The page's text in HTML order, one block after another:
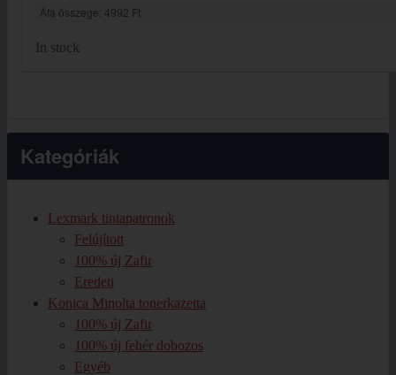
Áfa összege: 4992 Ft
In stock
Kategóriák
Lexmark tintapatronok
Felújított
100% új Zafir
Eredeti
Konica Minolta tonerkazetta
100% új Zafir
100% új fehér dobozos
Egyéb